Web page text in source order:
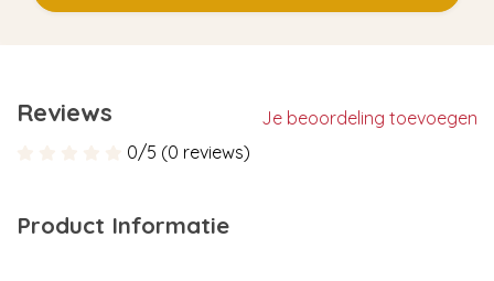
Reviews
Je beoordeling toevoegen
0/5 (0 reviews)
Product Informatie